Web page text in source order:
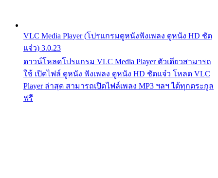
VLC Media Player (โปรแกรมดูหนังฟังเพลง ดูหนัง HD ชัด
แจ๋ว) 3.0.23
ดาวน์โหลดโปรแกรม VLC Media Player ตัวเดียวสามารถ
ใช้ เปิดไฟล์ ดูหนัง ฟังเพลง ดูหนัง HD ชัดแจ๋ว โหลด VLC
Player ล่าสุด สามารถเปิดไฟล์เพลง MP3 ฯลฯ ได้ทุกตระกูล
ฟรี